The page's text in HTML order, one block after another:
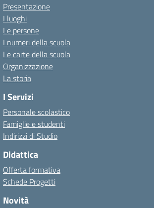
Presentazione
I luoghi
Le persone
I numeri della scuola
Le carte della scuola
Organizzazione
La storia
I Servizi
Personale scolastico
Famiglie e studenti
Indirizzi di Studio
Didattica
Offerta formativa
Schede Progetti
Novità